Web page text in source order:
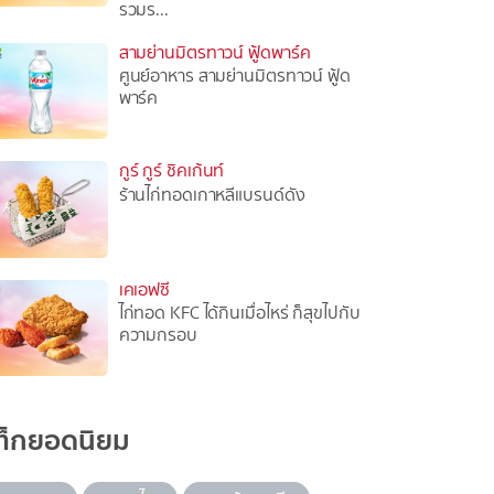
รวมร...
สามย่านมิตรทาวน์ ฟู้ดพาร์ค
ศูนย์อาหาร สามย่านมิตรทาวน์ ฟู้ด
พาร์ค
กูร์ กูร์ ชิคเก้นท์
ร้านไก่ทอดเกาหลีแบรนด์ดัง
เคเอฟซี
ไก่ทอด KFC ได้กินเมื่อไหร่ ก็สุขไปกับ
ความกรอบ
กยอดนิยม